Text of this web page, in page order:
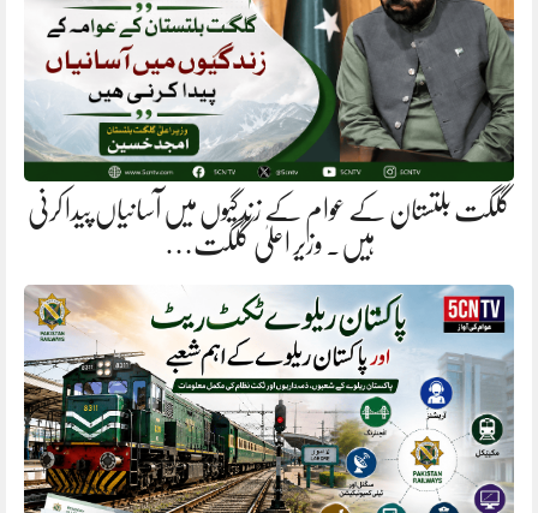
گلگت بلتستان کے عوام کے زندگیوں میں آسانیاں پیدا کرنی
ہیں. وزیر اعلیٰ گلگت…